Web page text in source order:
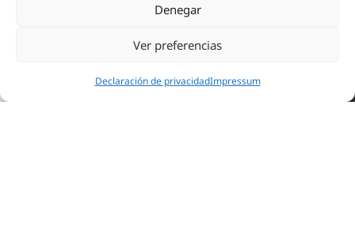
Denegar
Ver preferencias
Declaración de privacidadImpressum
Cita